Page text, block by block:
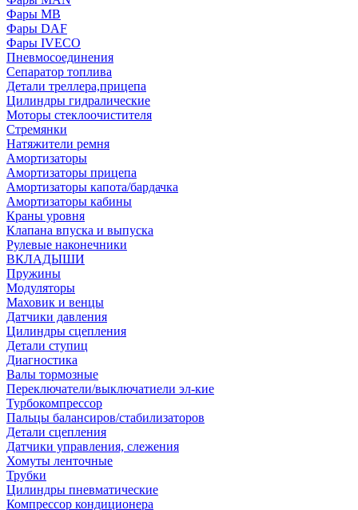
Фары MB
Фары DAF
Фары IVECO
Пневмосоединения
Сепаратор топлива
Детали треллера,прицепа
Цилиндры гидралические
Моторы стеклоочистителя
Стремянки
Натяжители ремня
Амортизаторы
Амортизаторы прицепа
Амортизаторы капота/бардачка
Амортизаторы кабины
Краны уровня
Клапана впуска и выпуска
Рулевые наконечники
ВКЛАДЫШИ
Пружины
Модуляторы
Маховик и венцы
Датчики давления
Цилиндры сцепления
Детали ступиц
Диагностика
Валы тормозные
Переключатели/выключатиели эл-кие
Турбокомпрессор
Пальцы балансиров/стабилизаторов
Детали сцепления
Датчики управления, слежения
Хомуты ленточные
Трубки
Цилиндры пневматические
Компрессор кондиционера